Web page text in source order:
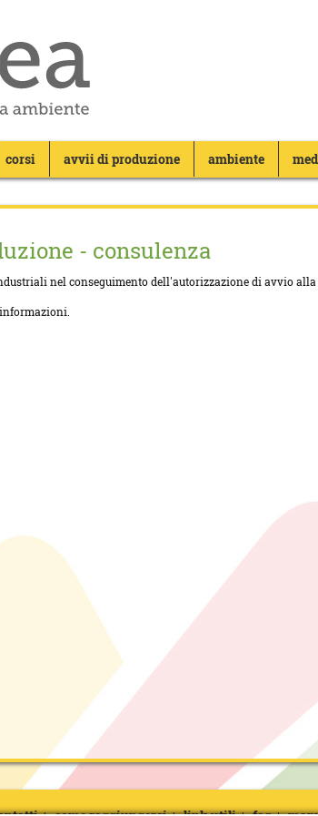
corsi avvii di produzione ambiente
- consulenza
nel conseguimento dell'autorizzazione di avvio alla